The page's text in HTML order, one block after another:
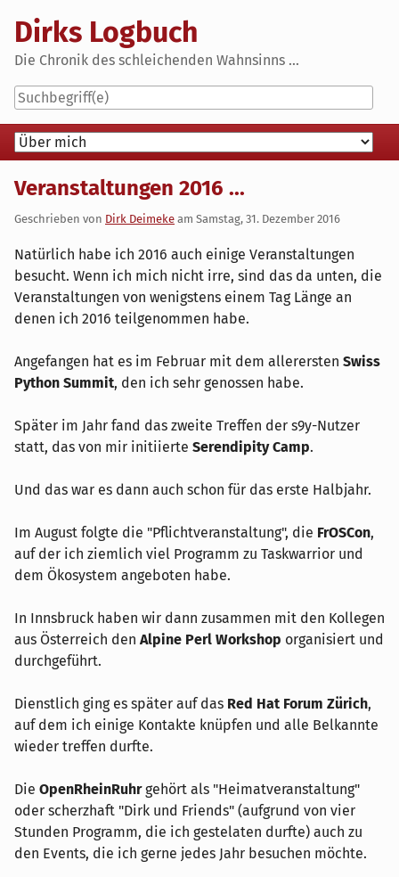
content
Dirks Logbuch
Die Chronik des schleichenden Wahnsinns ...
Navigation
Veranstaltungen 2016 ...
Geschrieben von Dirk Deimeke am Samstag, 31. Dezember 2016
Natürlich habe ich 2016 auch einige Veranstaltungen
besucht. Wenn ich mich nicht irre, sind das da unten, die
Veranstaltungen von wenigstens einem Tag Länge an
denen ich 2016 teilgenommen habe.
Angefangen hat es im Februar mit dem allerersten Swiss
Python Summit, den ich sehr genossen habe.
Später im Jahr fand das zweite Treffen der s9y-Nutzer
statt, das von mir initiierte Serendipity Camp.
Und das war es dann auch schon für das erste Halbjahr.
Im August folgte die "Pflichtveranstaltung", die FrOSCon,
auf der ich ziemlich viel Programm zu Taskwarrior und
dem Ökosystem angeboten habe.
In Innsbruck haben wir dann zusammen mit den Kollegen
aus Österreich den Alpine Perl Workshop organisiert und
durchgeführt.
Dienstlich ging es später auf das Red Hat Forum Zürich,
auf dem ich einige Kontakte knüpfen und alle Belkannte
wieder treffen durfte.
Die OpenRheinRuhrgehört als "Heimatveranstaltung"
oder scherzhaft "Dirk und Friends" (aufgrund von vier
Stunden Programm, die ich gestelaten durfte) auch zu
den Events, die ich gerne jedes Jahr besuchen möchte.